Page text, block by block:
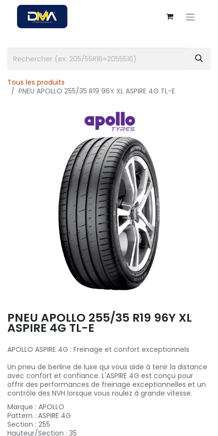
Tous les produits
PNEU APOLLO 255/35 R19 96Y XL ASPIRE 4G TL-E
PNEU APOLLO 255/35 R19 96Y XL
ASPIRE 4G TL-E
APOLLO ASPIRE 4G : Freinage et confort exceptionnels
Un pneu de berline de luxe qui vous aide à tenir la distance
avec confort et confiance. L'ASPIRE 4G est conçu pour
offrir des performances de freinage exceptionnelles et un
contrôle des NVH lorsque vous roulez à grande vitesse.
Marque : APOLLO
Pattern : ASPIRE 4G
Section : 255
Hauteur/Section : 35